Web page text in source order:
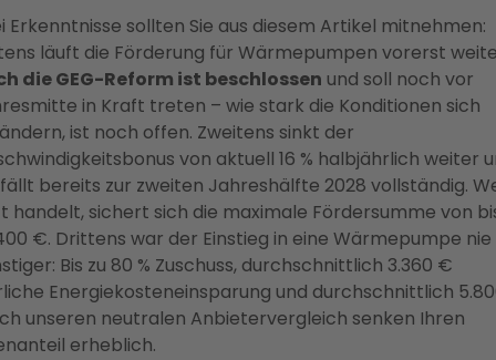
Erkenntnisse sollten Sie aus diesem Artikel mitnehmen:
läuft die Förderung für Wärmepumpen vorerst
die GEG-Reform ist beschlossen und soll noch vor
in Kraft treten – wie stark die Konditionen sich
ist noch offen. Zweitens sinkt der
von aktuell 16 % halbjährlich weiter
bereits zur zweiten Jahreshälfte 2028 vollständig.
handelt, sichert sich die maximale Fördersumme von
€. Drittens war der Einstieg in eine Wärmepumpe nie
Bis zu 80 % Zuschuss, durchschnittlich 3.360 €
Energiekosteneinsparung und durchschnittlich
unseren neutralen Anbietervergleich senken Ihren
erheblich.